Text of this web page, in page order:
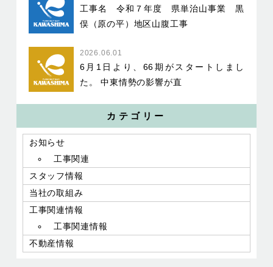
工事名 令和７年度 県単治山事業 黒
俣（原の平）地区山腹工事
2026.06.01
6月1日より、66期がスタートしまし
た。 中東情勢の影響が直
カテゴリー
お知らせ
工事関連
スタッフ情報
当社の取組み
工事関連情報
工事関連情報
不動産情報